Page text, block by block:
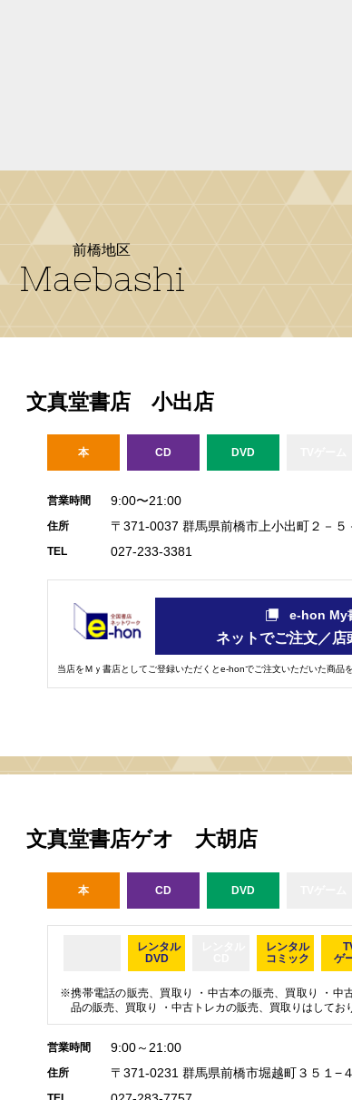
前橋地区
Maebashi
文真堂書店 小出店
本 CD DVD
営業時間 9:00〜21:00
住所 〒371-0037 群馬県前橋市上小出町２－５
TEL 027-233-3381
e-hon My
ネットでご注文／店
当店をＭｙ書店としてご登録いただくとe-honでご注文いただいた商品
文真堂書店ゲオ 大胡店
本 CD DVD
レンタル
DVD
レンタル
コミック
ゲ
携帯電話の販売、買取り ・中古本の販売、買取り ・中
品の販売、買取り ・中古トレカの販売、買取りはしてお
営業時間 9:00～21:00
住所 〒371-0231 群馬県前橋市堀越町３５１−４